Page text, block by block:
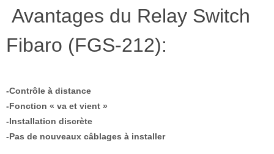
Avantages du Relay Switch
Fibaro (FGS-212):
-Contrôle à distance
-Fonction « va et vient »
-Installation discrète
-Pas de nouveaux câblages à installer